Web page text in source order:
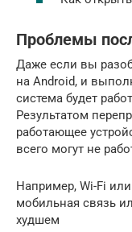
Проблемы
Даже если вы
на Android, и
система будет
Результатом
работающее
всего могут не
Например, Wi-Fi
мобильная связь
худшем